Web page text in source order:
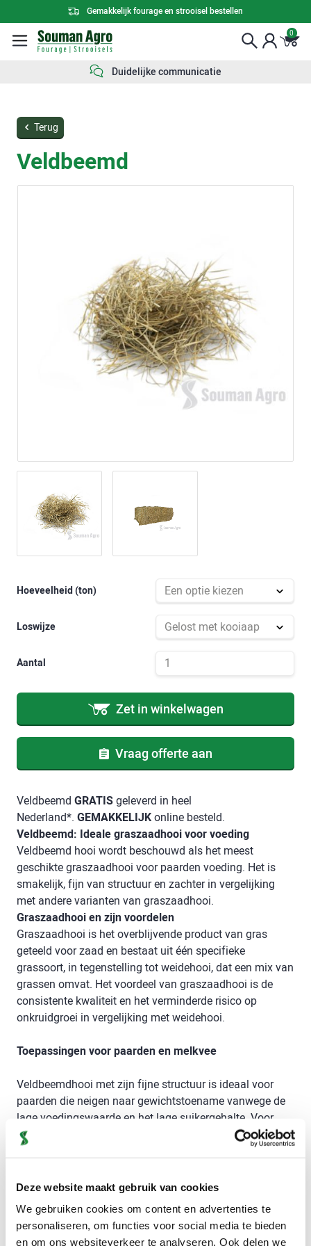
Deze website maakt gebruik van cookies
We gebruiken cookies om content en advertenties te
personaliseren, om functies voor social media te bieden
en om ons websiteverkeer te analyseren. Ook delen we
Gemakkelijk fourage en strooisel bestellen
0
Duidelijke communicatie
Terug
Veldbeemd
Hoeveelheid (ton)
Loswijze
Aantal
Zet in winkelwagen
Vraag offerte aan
Veldbeemd GRATIS geleverd in heel
Nederland*. GEMAKKELIJK online besteld.
Veldbeemd: Ideale graszaadhooi voor voeding
Veldbeemd hooi wordt beschouwd als het meest
geschikte graszaadhooi voor paarden voeding. Het is
smakelijk, fijn van structuur en zachter in vergelijking
met andere varianten van graszaadhooi.
Graszaadhooi en zijn voordelen
Graszaadhooi is het overblijvende product van gras
geteeld voor zaad en bestaat uit één specifieke
grassoort, in tegenstelling tot weidehooi, dat een mix van
grassen omvat. Het voordeel van graszaadhooi is de
consistente kwaliteit en het verminderde risico op
onkruidgroei in vergelijking met weidehooi.
Toepassingen voor paarden en melkvee
Veldbeemdhooi met zijn fijne structuur is ideaal voor
paarden die neigen naar gewichtstoename vanwege de
lage voedingswaarde en het lage suikergehalte. Voor
melkvee wordt dit product vaak zonder mengvoerwagen
bijgevoederd en kan het uitstekend aan het voerhek
Levering vanaf 3 grote balen (ongeveer 1,5 ton) van
90x120x240 cm is mogelijk door heel Nederland, met